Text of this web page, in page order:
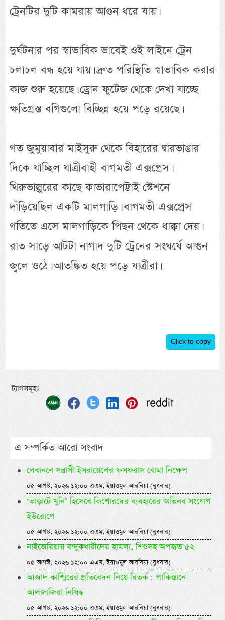
ট্রেনটির দুটি কামরায় আগুন ধরে যায়।
দুর্ঘটনার পর স্বাভাবিক ভাবেই ওই লাইনে ট্রেন
চলাচল বন্ধ হয়ে যায়। দ্রুত পরিস্থিতি স্বাভাবিক করার
কাজ শুরু হয়েছে। ড্রোন ফুটেজ থেকে দেখা যাচ্ছে
ক্ষতিগ্রস্ত বগিগুলো বিচ্ছিন্ন হয়ে পড়ে রয়েছে।
গত জুমুয়াবার মাইসুরু থেকে বিহারের দ্বারভাঙার
দিকে যাচ্ছিল যাত্রীবাহী বাগমতী এক্সপ্রেস।
থিরুভাল্লুরের কাছে কাভারাপেট্টাই স্টেশনে
দাঁড়িয়েছিল একটি মালগাড়ি। বাগমতী এক্সপ্রেস
গতিতে এসে মালগাড়িকে পিছন থেকে ধাক্কা দেয়।
রাত সাড়ে আটটা নাগাদ দুটি ট্রেনের সংঘর্ষে আগুন
জ্বলে ওঠে। আতঙ্কিত হয়ে পড়ে যাত্রীরা।
Click to copy
ট্যাগসমূহঃ
এ সম্পর্কিত আরো সংবাদ
লেবাননে সন্ত্রাসী ইসরায়েলের ফসফরাস বোমা নিক্ষেপ
০৫ আগস্ট, ২০২৬ ১২:০০ এএম, ইয়াওমুল আরবিয়া (বুধবার)
‘ভাড়াটে খুনি’ হিসেবে কিশোরদের ব্যবহারের অভিনব সংযোগ
ইউরোপে
০৫ আগস্ট, ২০২৬ ১২:০০ এএম, ইয়াওমুল আরবিয়া (বুধবার)
নাইজেরিয়ায় বন্দুকধারীদের হামলা, শিশুসহ অপহৃত ৫২
০৫ আগস্ট, ২০২৬ ১২:০০ এএম, ইয়াওমুল আরবিয়া (বুধবার)
আজাদ কাশ্মিরের প্রতিবেদন নিয়ে বিতর্ক : পাকিস্তানে
আলজাজিরা নিষিদ্ধ
০৫ আগস্ট, ২০২৬ ১২:০০ এএম, ইয়াওমুল আরবিয়া (বুধবার)